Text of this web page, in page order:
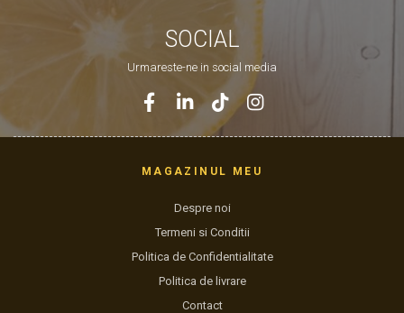
SOCIAL
Urmareste-ne in social media
MAGAZINUL MEU
Despre noi
Termeni si Conditii
Politica de Confidentialitate
Politica de livrare
Contact